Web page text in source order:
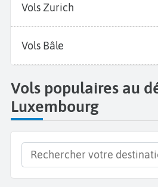
Vols Zurich
Vols Bâle
Vols populaires au
Luxembourg